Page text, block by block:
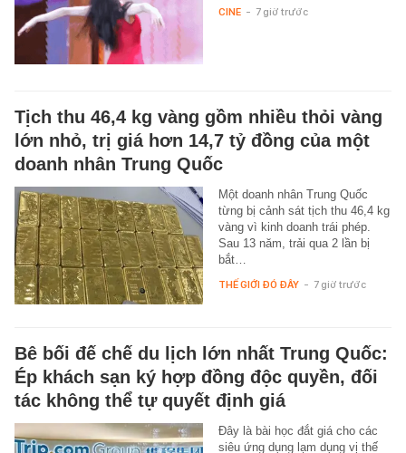
CINE - 7 giờ trước
Tịch thu 46,4 kg vàng gồm nhiều thỏi vàng
lớn nhỏ, trị giá hơn 14,7 tỷ đồng của một
doanh nhân Trung Quốc
Một doanh nhân Trung Quốc
từng bị cảnh sát tịch thu 46,4 kg
vàng vì kinh doanh trái phép.
Sau 13 năm, trải qua 2 lần bị
bắt…
THẾ GIỚI ĐÓ ĐÂY - 7 giờ trước
Bê bối đế chế du lịch lớn nhất Trung Quốc:
Ép khách sạn ký hợp đồng độc quyền, đối
tác không thể tự quyết định giá
Đây là bài học đắt giá cho các
siêu ứng dụng lạm dụng vị thế